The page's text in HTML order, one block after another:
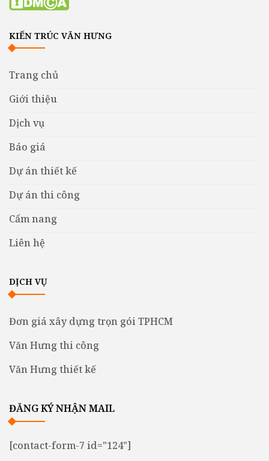
KIẾN TRÚC VĂN HƯNG
Trang chủ
Giới thiệu
Dịch vụ
Báo giá
Dự án thiết kế
Dự án thi công
Cẩm nang
Liên hệ
DỊCH VỤ
Đơn giá xây dựng trọn gói TPHCM
Văn Hưng thi công
Văn Hưng thiết kế
ĐĂNG KÝ NHẬN MAIL
[contact-form-7 id="124"]